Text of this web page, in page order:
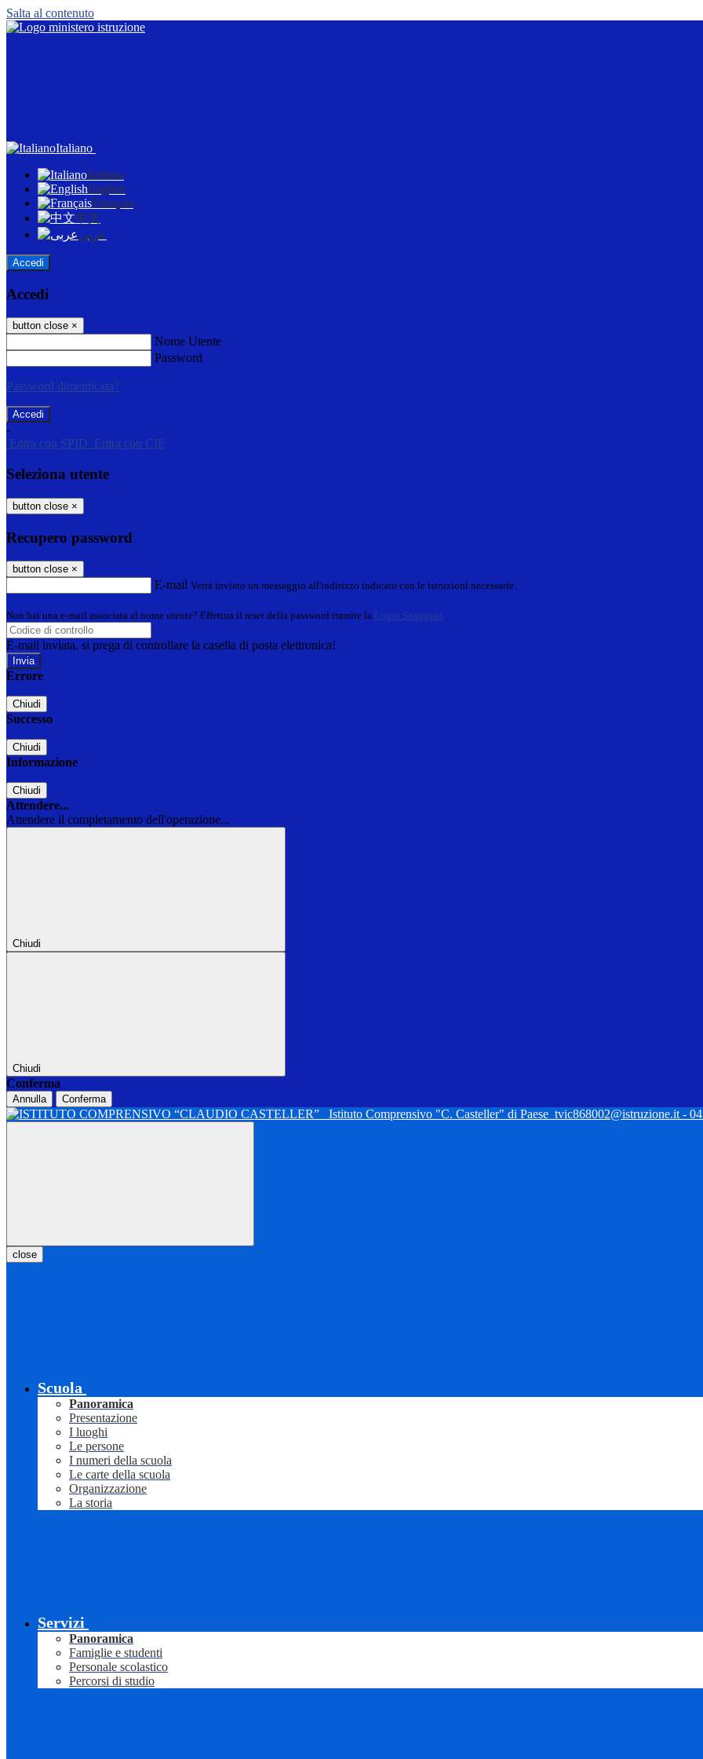
Salta al contenuto
Italiano
Italiano
English
Français
中文
عربى
Accedi
Accedi
button close ×
Nome Utente
Password
Password dimenticata?
-
Entra con SPID
Entra con CIE
Seleziona utente
button close ×
Recupero password
button close ×
E-mail Verrà inviato un messaggio all'indirizzo indicato con le istruzioni necessarie.
Non hai una e-mail associata al nome utente? Effettua il reset della password tramite la Login Spaggiari
E-mail inviata, si prega di controllare la casella di posta elettronica!
Errore
Chiudi
Successo
Chiudi
Informazione
Chiudi
Attendere...
Attendere il completamento dell'operazione...
Chiudi
Chiudi
Conferma
Annulla Conferma
Istituto Comprensivo "C. Casteller" di Paese tvic868002@istruzione.it -
close
Scuola
Panoramica
Presentazione
I luoghi
Le persone
I numeri della scuola
Le carte della scuola
Organizzazione
La storia
Servizi
Panoramica
Famiglie e studenti
Personale scolastico
Percorsi di studio